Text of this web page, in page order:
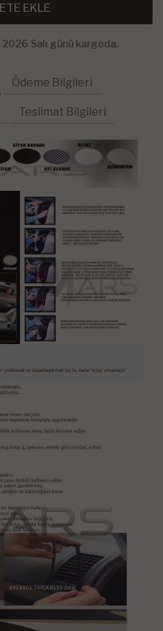
EKLE
Salı günü kargoda.
Ödeme Bilgileri
Teslimat Bilgileri